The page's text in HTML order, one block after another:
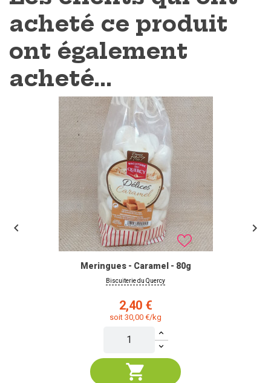
acheté ce produit
ont également
acheté...
Meringues - Caramel - 80g
Biscuiterie du Quercy
Prix
2,40 €
soit 30,00 €/kg
 